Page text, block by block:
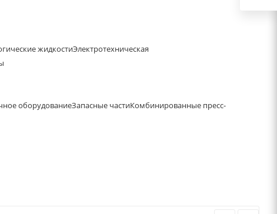
жидкостиЭлектротехническая
оборудованиеЗапасные частиКомбинированные пресс-